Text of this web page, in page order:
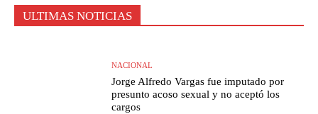
ULTIMAS NOTICIAS
NACIONAL
Jorge Alfredo Vargas fue imputado por
presunto acoso sexual y no aceptó los
cargos